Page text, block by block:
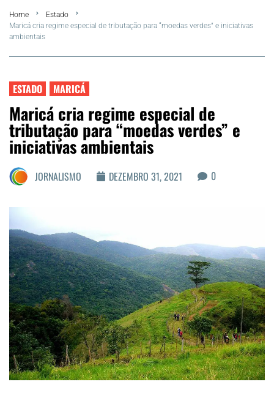
FLA Araru 2026
Araruama
Região dos Lagos
Agenda Cultural
Colunistas
Matérias Exclusivas
Home
Estado
Maricá cria regime especial de tributação para “moedas verdes” e iniciativas
ambientais
ESTADO MARICÁ
Maricá cria regime especial de
tributação para “moedas verdes” e
iniciativas ambientais
JORNALISMO DEZEMBRO 31, 2021 0